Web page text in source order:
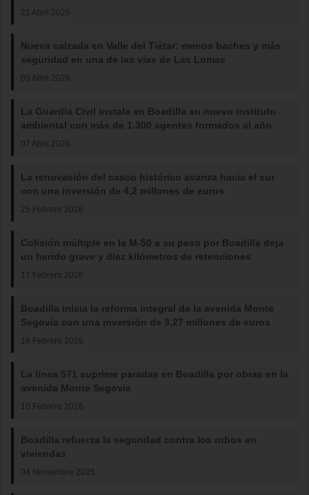
21 Abril 2026
Nueva calzada en Valle del Tiétar: menos baches y más
seguridad en una de las vías de Las Lomas
09 Abril 2026
La Guardia Civil instala en Boadilla su nuevo instituto
ambiental con más de 1.300 agentes formados al año
07 Abril 2026
La renovación del casco histórico avanza hacia el sur
con una inversión de 4,2 millones de euros
25 Febrero 2026
Colisión múltiple en la M-50 a su paso por Boadilla deja
un herido grave y diez kilómetros de retenciones
17 Febrero 2026
Boadilla inicia la reforma integral de la avenida Monte
Segovia con una inversión de 3,27 millones de euros
16 Febrero 2026
La línea 571 suprime paradas en Boadilla por obras en la
avenida Monte Segovia
10 Febrero 2026
Boadilla refuerza la seguridad contra los robos en
viviendas
04 Noviembre 2025